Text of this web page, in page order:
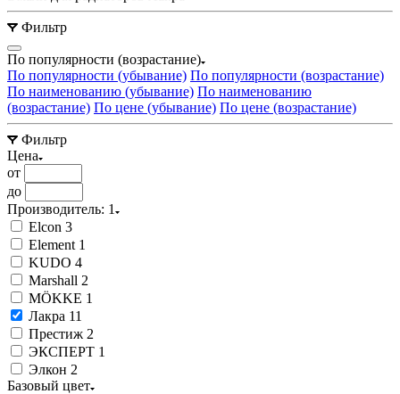
Фильтр
По популярности (возрастание)
По популярности (убывание) По популярности (возрастание)
По наименованию (убывание) По наименованию
(возрастание) По цене (убывание) По цене (возрастание)
Фильтр
Цена
от
до
Производитель: 1
Elcon 3
Element 1
KUDO 4
Marshall 2
MÖKKE 1
Лакра 11
Престиж 2
ЭКСПЕРТ 1
Элкон 2
Базовый цвет